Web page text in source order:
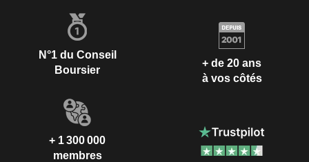
N°1 du Conseil
Boursier
+ de 20 ans
à vos côtés
+ 1 300 000
membres